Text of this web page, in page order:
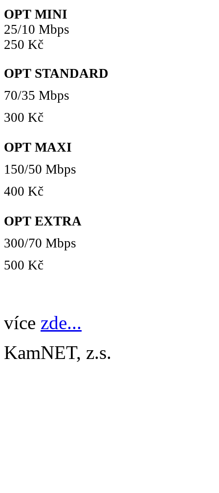
OPT MINI
25/10 Mbps
250 Kč
OPT STANDARD
70/35 Mbps
300 Kč
OPT MAXI
150/50 Mbps
400 Kč
OPT EXTRA
300/70 Mbps
500 Kč
více zde...
KamNET, z.s.